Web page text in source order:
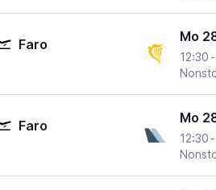
Faro Mo
12:30 -
Faro Mo
12:30 -